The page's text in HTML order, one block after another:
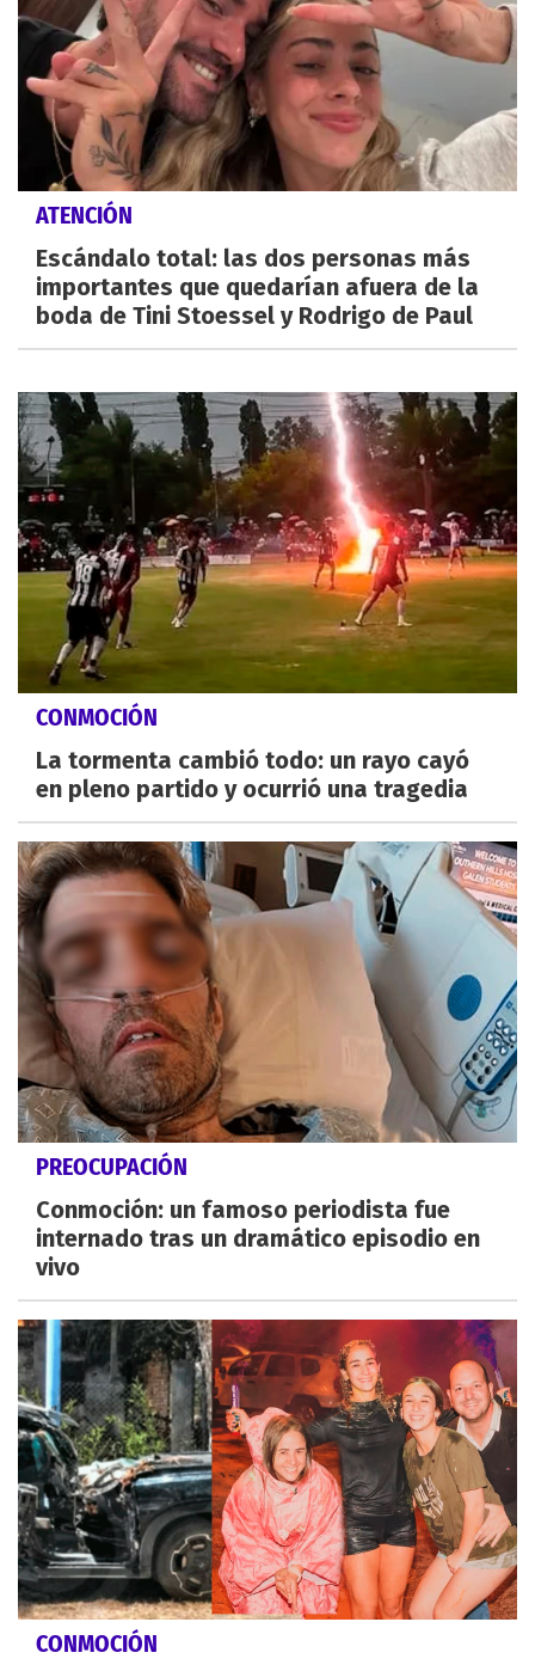
ATENCIÓN
Escándalo total: las dos personas más
importantes que quedarían afuera de la
boda de Tini Stoessel y Rodrigo de Paul
CONMOCIÓN
La tormenta cambió todo: un rayo cayó
en pleno partido y ocurrió una tragedia
PREOCUPACIÓN
Conmoción: un famoso periodista fue
internado tras un dramático episodio en
vivo
CONMOCIÓN